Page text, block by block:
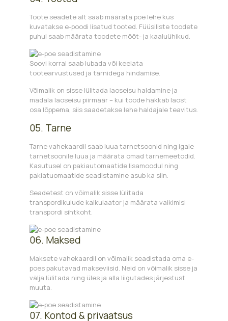
Toote seadete alt saab määrata poe lehe kus
kuvatakse e-poodi lisatud tooted. Füüsiliste toodete
puhul saab määrata toodete mõõt- ja kaaluühikud.
Soovi korral saab lubada või keelata
tootearvustused ja tärnidega hindamise.
Võimalik on sisse lülitada laoseisu haldamine ja
madala laoseisu piirmäär – kui toode hakkab laost
osa lõppema, siis saadetakse lehe haldajale teavitus.
05. Tarne
Tarne vahekaardil saab luua tarnetsoonid ning igale
tarnetsoonile luua ja määrata omad tarnemeetodid.
Kasutusel on pakiautomaatide lisamoodul ning
pakiatuomaatide seadistamine asub ka siin.
Seadetest on võimalik sisse lülitada
transpordikulude kalkulaator ja määrata vaikimisi
transpordi sihtkoht.
06. Maksed
Maksete vahekaardil on võimalik seadistada oma e-
poes pakutavad makseviisid. Neid on võimalik sisse ja
välja lülitada ning üles ja alla liigutades järjestust
muuta.
07. Kontod & privaatsus